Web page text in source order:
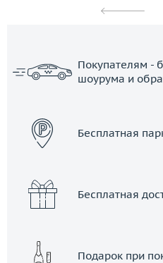
Покупателям -
шоурума и
Бесплатная
Бесплатная
Подарок при